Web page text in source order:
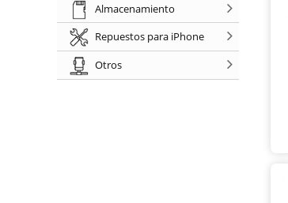
Almacenamiento
Repuestos para iPhone
Otros